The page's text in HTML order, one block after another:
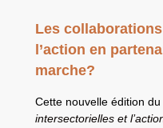
Les
l’action en
marche?
Cette nouvelle édition
intersectorielles et